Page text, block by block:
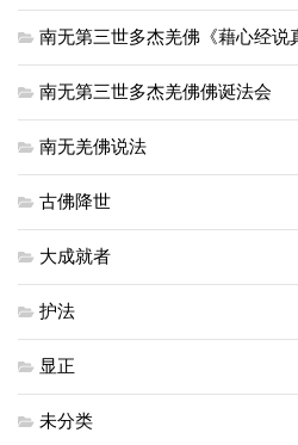
南无第三世多杰羌佛《藉心经说
南无第三世多杰羌佛佛诞法会
南无羌佛说法
古佛降世
大成就者
护法
显正
未分类